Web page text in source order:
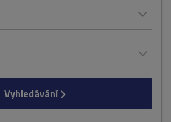
Vyhledávání